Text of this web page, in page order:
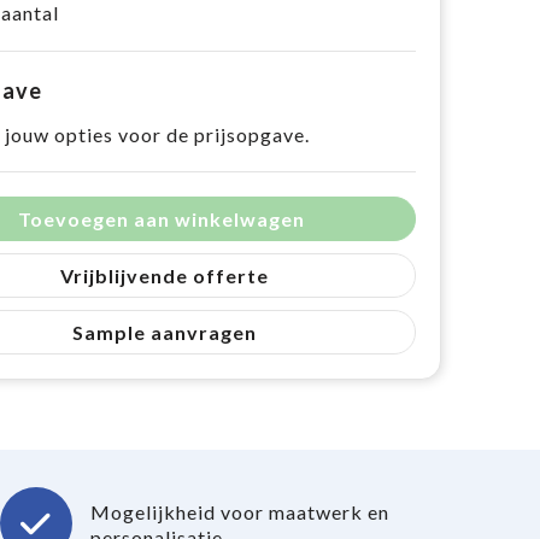
jouw opties voor de prijsopgave.
Toevoegen aan winkelwagen
Vrijblijvende offerte
Sample aanvragen
Mogelijkheid voor maatwerk en